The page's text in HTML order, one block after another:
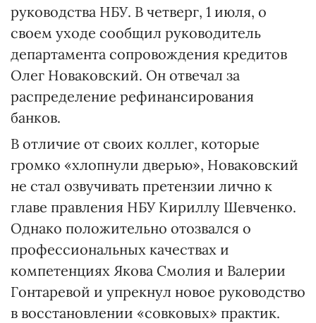
руководства НБУ. В четверг, 1 июля, о
своем уходе сообщил руководитель
департамента сопровождения кредитов
Олег Новаковский. Он отвечал за
распределение рефинансирования
банков.
В отличие от своих коллег, которые
громко «хлопнули дверью», Новаковский
не стал озвучивать претензии лично к
главе правления НБУ Кириллу Шевченко.
Однако положительно отозвался о
профессиональных качествах и
компетенциях Якова Смолия и Валерии
Гонтаревой и упрекнул новое руководство
в восстановлении «совковых» практик.